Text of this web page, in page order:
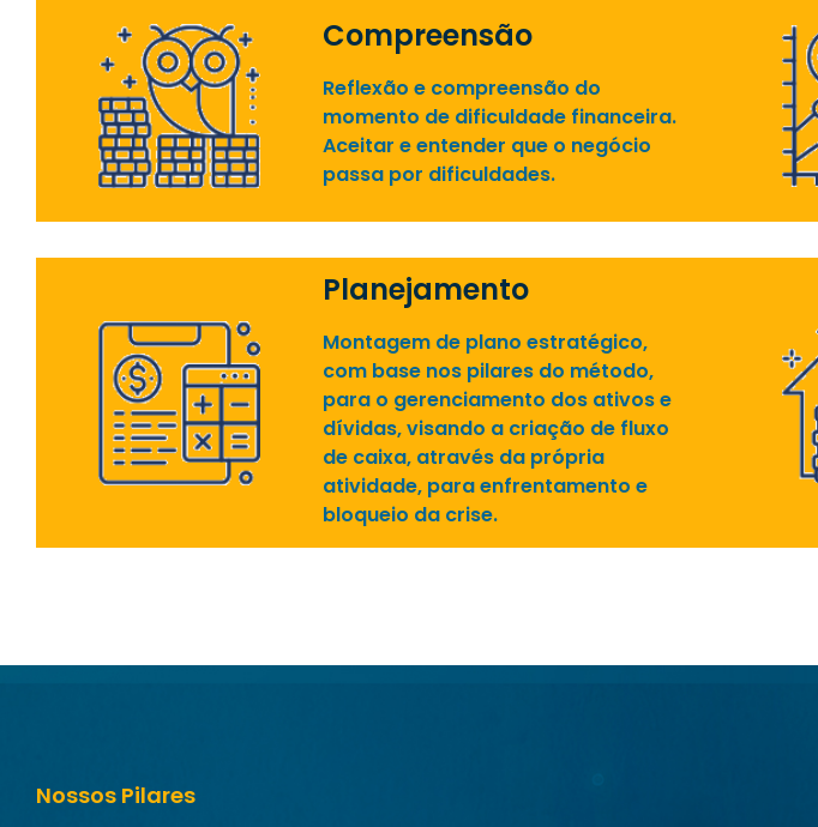
Compreensão
Reflexão e compreensão do
momento de dificuldade financeira.
Aceitar e entender que o negócio
passa por dificuldades.
Planejamento
Montagem de plano estratégico,
com base nos pilares do método,
para o gerenciamento dos ativos e
dívidas, visando a criação de fluxo
de caixa, através da própria
atividade, para enfrentamento e
bloqueio da crise.
Nossos Pilares